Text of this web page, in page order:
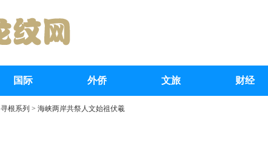
国际 外侨 文旅 财经
寻根系列 > 海峡两岸共祭人文始祖伏羲